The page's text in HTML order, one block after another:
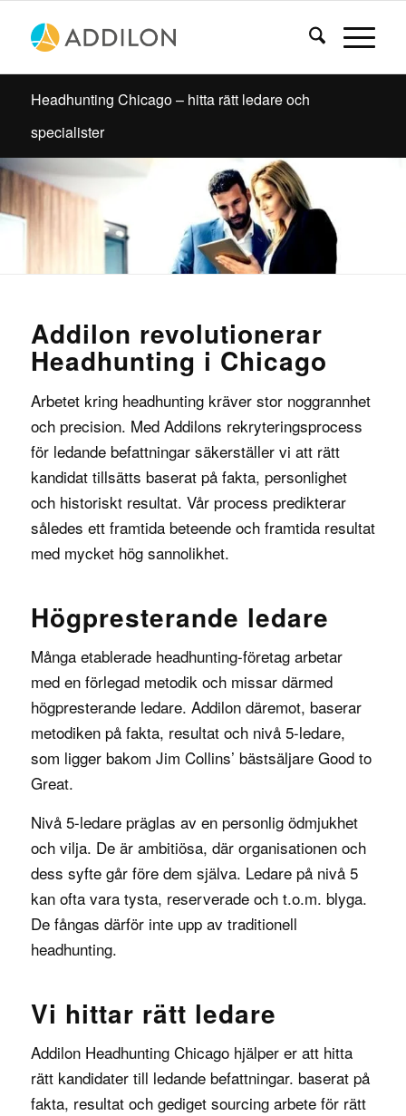
Headhunting Chicago – hitta rätt ledare och
specialister
Addilon revolutionerar
Headhunting i Chicago
Arbetet kring headhunting kräver stor noggrannhet
och precision. Med Addilons rekryteringsprocess
för ledande befattningar säkerställer vi att rätt
kandidat tillsätts baserat på fakta, personlighet
och historiskt resultat. Vår process predikterar
således ett framtida beteende och framtida resultat
med mycket hög sannolikhet.
Högpresterande ledare
Många etablerade headhunting-företag arbetar
med en förlegad metodik och missar därmed
högpresterande ledare. Addilon däremot, baserar
metodiken på fakta, resultat och nivå 5-ledare,
som ligger bakom Jim Collins’ bästsäljare Good to
Great.
Nivå 5-ledare präglas av en personlig ödmjukhet
och vilja. De är ambitiösa, där organisationen och
dess syfte går före dem själva. Ledare på nivå 5
kan ofta vara tysta, reserverade och t.o.m. blyga.
De fångas därför inte upp av traditionell
headhunting.
Vi hittar rätt ledare
Addilon Headhunting Chicago hjälper er att hitta
rätt kandidater till ledande befattningar. baserat på
fakta, resultat och gediget sourcing arbete för rätt